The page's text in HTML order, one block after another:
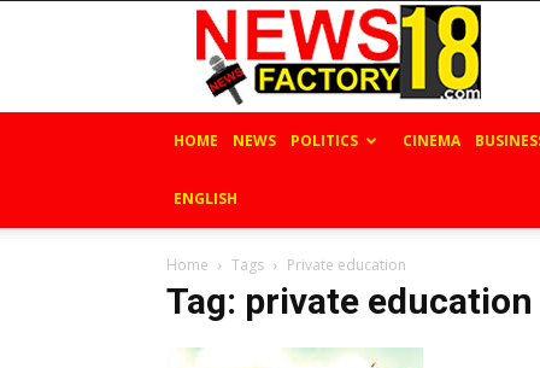
News
Factory
18
HOME NEWS POLITICS CINEMA
ENGLISH
Home Tags Private education
Tag: private education